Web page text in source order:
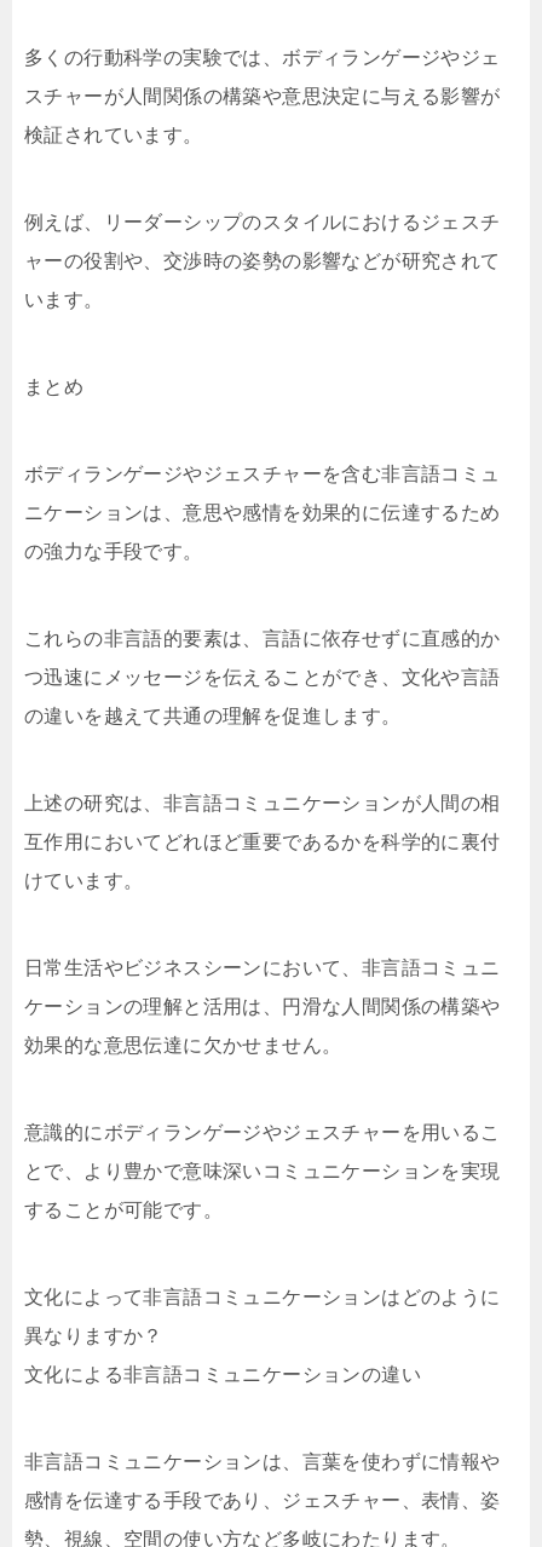
多くの行動科学の実験では、ボディランゲージやジェ
スチャーが人間関係の構築や意思決定に与える影響が
検証されています。
例えば、リーダーシップのスタイルにおけるジェスチ
ャーの役割や、交渉時の姿勢の影響などが研究されて
います。
まとめ
ボディランゲージやジェスチャーを含む非言語コミュ
ニケーションは、意思や感情を効果的に伝達するため
の強力な手段です。
これらの非言語的要素は、言語に依存せずに直感的か
つ迅速にメッセージを伝えることができ、文化や言語
の違いを越えて共通の理解を促進します。
上述の研究は、非言語コミュニケーションが人間の相
互作用においてどれほど重要であるかを科学的に裏付
けています。
日常生活やビジネスシーンにおいて、非言語コミュニ
ケーションの理解と活用は、円滑な人間関係の構築や
効果的な意思伝達に欠かせません。
意識的にボディランゲージやジェスチャーを用いるこ
とで、より豊かで意味深いコミュニケーションを実現
することが可能です。
文化によって非言語コミュニケーションはどのように
異なりますか？
文化による非言語コミュニケーションの違い
非言語コミュニケーションは、言葉を使わずに情報や
感情を伝達する手段であり、ジェスチャー、表情、姿
勢、視線、空間の使い方など多岐にわたります。